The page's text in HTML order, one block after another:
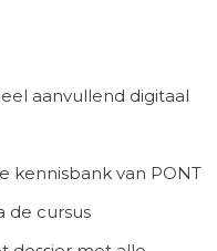
aanvullend digitaal
kennisbank van PONT
de cursus